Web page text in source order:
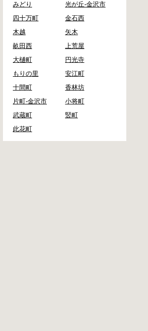
みどり
光が丘-金沢市
四十万町
金石西
木越
矢木
畝田西
上荒屋
大樋町
円光寺
もりの里
安江町
十間町
香林坊
片町-金沢市
小将町
武蔵町
竪町
此花町